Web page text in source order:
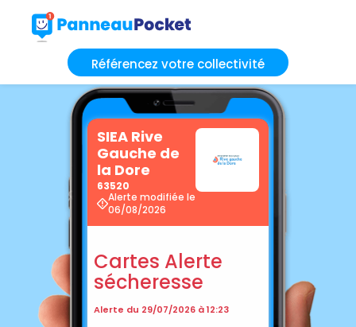
Référencez votre collectivité
SIEA Rive
Gauche de
la Dore
63520
Alerte modifiée le
06/08/2026
Cartes Alerte
sécheresse
Alerte du 29/07/2026 à 12:23